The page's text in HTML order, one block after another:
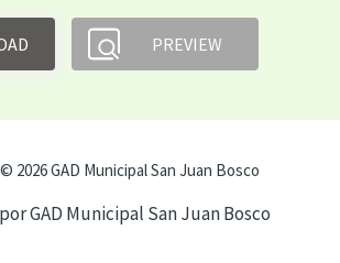
PREVIEW
2026 GAD Municipal San Juan Bosco
GAD Municipal San Juan Bosco